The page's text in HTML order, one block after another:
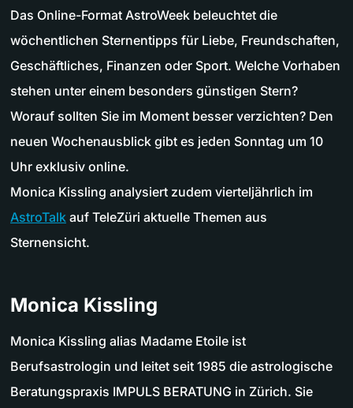
Das Online-Format AstroWeek beleuchtet die
wöchentlichen Sternentipps für Liebe, Freundschaften,
Geschäftliches, Finanzen oder Sport. Welche Vorhaben
stehen unter einem besonders günstigen Stern?
Worauf sollten Sie im Moment besser verzichten? Den
neuen Wochenausblick gibt es jeden Sonntag um 10
Uhr exklusiv online.
Monica Kissling analysiert zudem vierteljährlich im
AstroTalk auf TeleZüri aktuelle Themen aus
Sternensicht.
Monica Kissling
Monica Kissling alias Madame Etoile ist
Berufsastrologin und leitet seit 1985 die astrologische
Beratungspraxis IMPULS BERATUNG in Zürich. Sie